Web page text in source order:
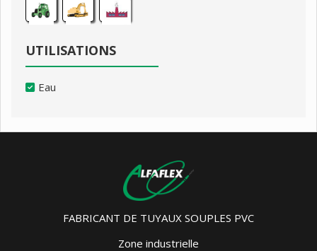
UTILISATIONS
Eau
FABRICANT DE TUYAUX SOUPLES PVC
Zone industrielle